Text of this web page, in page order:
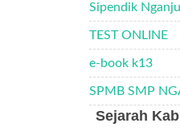
Sipendik
TEST ONLINE
e-book k13
SPMB SMP
Sejarah